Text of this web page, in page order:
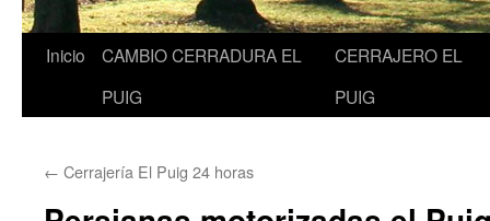
Inicio
CAMBIO CERRADURA EL
PUIG
CERRAJERO EL
PUIG
← Cerrajería El Puig 24 horas